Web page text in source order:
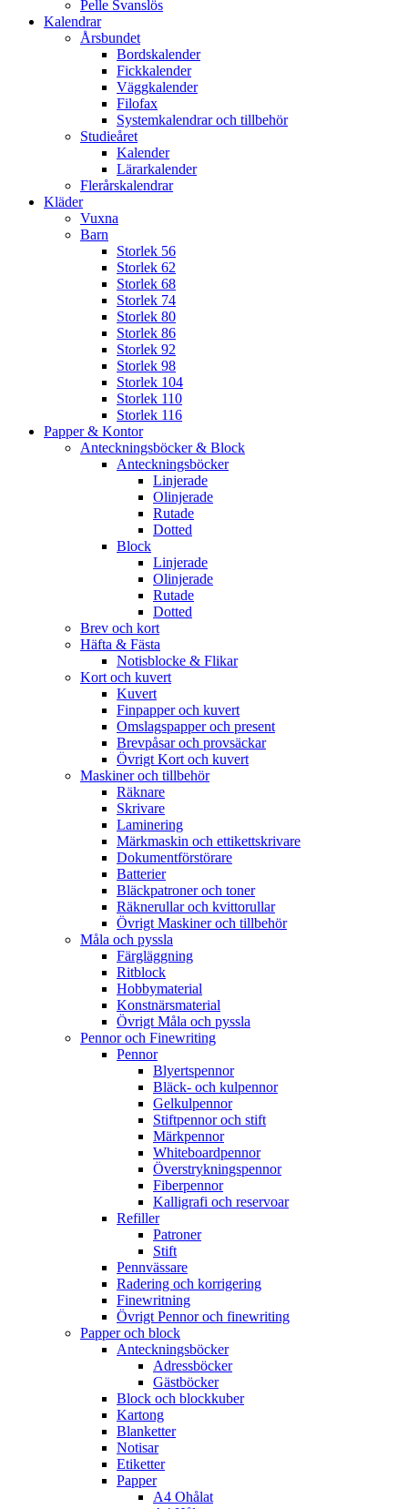
Pelle Svanslös
Kalendrar
Årsbundet
Bordskalender
Fickkalender
Väggkalender
Filofax
Systemkalendrar och tillbehör
Studieåret
Kalender
Lärarkalender
Flerårskalendrar
Kläder
Vuxna
Barn
Storlek 56
Storlek 62
Storlek 68
Storlek 74
Storlek 80
Storlek 86
Storlek 92
Storlek 98
Storlek 104
Storlek 110
Storlek 116
Papper & Kontor
Anteckningsböcker & Block
Anteckningsböcker
Linjerade
Olinjerade
Rutade
Dotted
Block
Linjerade
Olinjerade
Rutade
Dotted
Brev och kort
Häfta & Fästa
Notisblocke & Flikar
Kort och kuvert
Kuvert
Finpapper och kuvert
Omslagspapper och present
Brevpåsar och provsäckar
Övrigt Kort och kuvert
Maskiner och tillbehör
Räknare
Skrivare
Laminering
Märkmaskin och ettikettskrivare
Dokumentförstörare
Batterier
Bläckpatroner och toner
Räknerullar och kvittorullar
Övrigt Maskiner och tillbehör
Måla och pyssla
Färgläggning
Ritblock
Hobbymaterial
Konstnärsmaterial
Övrigt Måla och pyssla
Pennor och Finewriting
Pennor
Blyertspennor
Bläck- och kulpennor
Gelkulpennor
Stiftpennor och stift
Märkpennor
Whiteboardpennor
Överstrykningspennor
Fiberpennor
Kalligrafi och reservoar
Refiller
Patroner
Stift
Pennvässare
Radering och korrigering
Finewritning
Övrigt Pennor och finewriting
Papper och block
Anteckningsböcker
Adressböcker
Gästböcker
Block och blockkuber
Kartong
Blanketter
Notisar
Etiketter
Papper
A4 Ohålat